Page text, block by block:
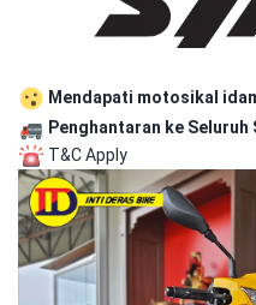
Mendapati motosikal
Penghantaran ke Seluruh
T&C Apply